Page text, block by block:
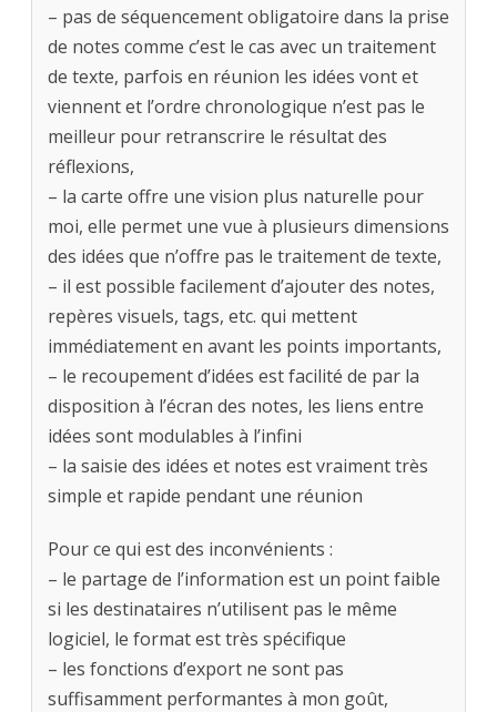
– pas de séquencement obligatoire dans la prise
de notes comme c’est le cas avec un traitement
de texte, parfois en réunion les idées vont et
viennent et l’ordre chronologique n’est pas le
meilleur pour retranscrire le résultat des
réflexions,
– la carte offre une vision plus naturelle pour
moi, elle permet une vue à plusieurs dimensions
des idées que n’offre pas le traitement de texte,
– il est possible facilement d’ajouter des notes,
repères visuels, tags, etc. qui mettent
immédiatement en avant les points importants,
– le recoupement d’idées est facilité de par la
disposition à l’écran des notes, les liens entre
idées sont modulables à l’infini
– la saisie des idées et notes est vraiment très
simple et rapide pendant une réunion
Pour ce qui est des inconvénients :
– le partage de l’information est un point faible
si les destinataires n’utilisent pas le même
logiciel, le format est très spécifique
– les fonctions d’export ne sont pas
suffisamment performantes à mon goût,